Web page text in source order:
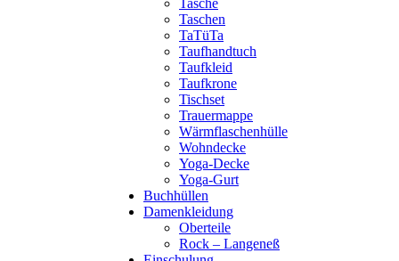
Tasche
Taschen
TaTüTa
Taufhandtuch
Taufkleid
Taufkrone
Tischset
Trauermappe
Wärmflaschenhülle
Wohndecke
Yoga-Decke
Yoga-Gurt
Buchhüllen
Damenkleidung
Oberteile
Rock – Langeneß